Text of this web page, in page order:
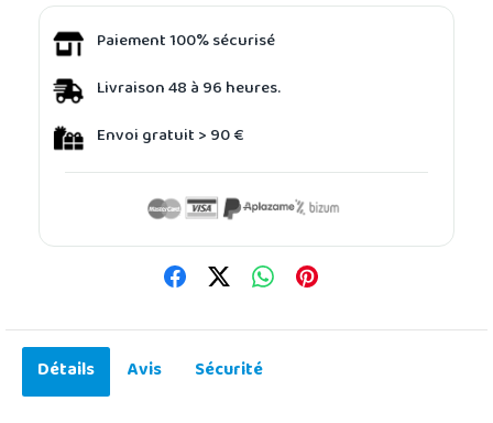
Paiement 100% sécurisé
Livraison 48 à 96 heures.
Envoi gratuit > 90 €
Détails Avis Sécurité